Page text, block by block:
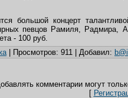
большой концерт
певцов Рамиля,
- 100 руб.
| Просмотров: 911 | Добавил:
комментарии могут
[